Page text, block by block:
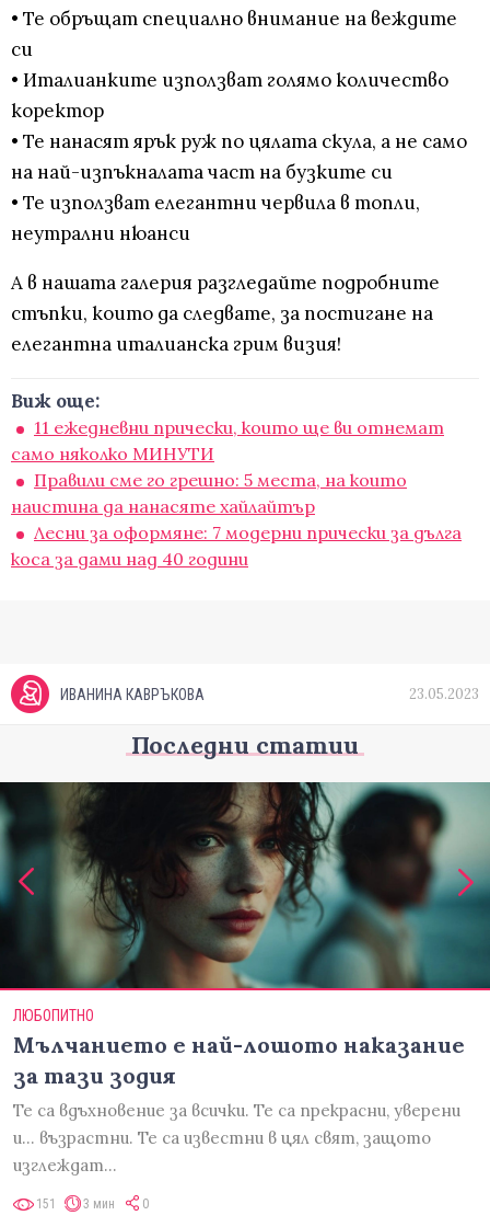
• Те обръщат специално внимание на веждите
си
• Италианките използват голямо количество
коректор
• Те нанасят ярък руж по цялата скула, а не само
на най-изпъкналата част на бузките си
• Те използват елегантни червила в топли,
неутрални нюанси
A в нашата галерия разгледайте подробните
стъпки, които да следвате, за постигане на
елегантна италианска грим визия!
Виж още:
11 ежедневни прически, които ще ви отнемат
само няколко МИНУТИ
Правили сме го грешно: 5 места, на които
наистина да нанасяте хайлайтър
Лесни за оформяне: 7 модерни прически за дълга
коса за дами над 40 години
ИВАНИНА КАВРЪКОВА 23.05.2023
Последни статии
ЛЮБОПИТНО
Мълчанието е най-лошото наказание
за тази зодия
Те са вдъхновение за всички. Те са прекрасни, уверени
и... възрастни. Те са известни в цял свят, защото
изглеждат…
151 3 мин 0